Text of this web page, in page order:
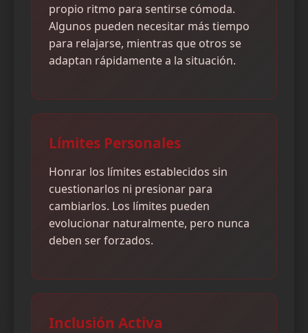
propio ritmo para sentirse cómoda.
Algunos pueden necesitar más tiempo
para relajarse, mientras que otros se
adaptan rápidamente a la situación.
Límites Personales
Honrar los límites establecidos sin
cuestionarlos ni presionar para
cambiarlos. Los límites pueden
evolucionar naturalmente, pero nunca
deben ser forzados.
Inclusión Activa